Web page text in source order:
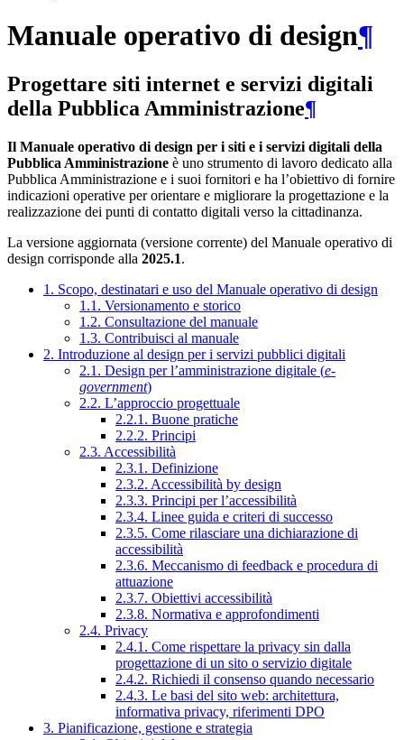
Manuale operativo di design¶
Progettare siti internet e servizi digitali
della Pubblica Amministrazione¶
Il Manuale operativo di design per i siti e i servizi digitali della
Pubblica Amministrazione è uno strumento di lavoro dedicato alla
Pubblica Amministrazione e i suoi fornitori e ha l’obiettivo di fornire
indicazioni operative per orientare e migliorare la progettazione e la
realizzazione dei punti di contatto digitali verso la cittadinanza.
La versione aggiornata (versione corrente) del Manuale operativo di
design corrisponde alla 2025.1.
1. Scopo, destinatari e uso del Manuale operativo di design
1.1. Versionamento e storico
1.2. Consultazione del manuale
1.3. Contribuisci al manuale
2. Introduzione al design per i servizi pubblici digitali
2.1. Design per l’amministrazione digitale (e-
government)
2.2. L’approccio progettuale
2.2.1. Buone pratiche
2.2.2. Principi
2.3. Accessibilità
2.3.1. Definizione
2.3.2. Accessibilità by design
2.3.3. Principi per l’accessibilità
2.3.4. Linee guida e criteri di successo
2.3.5. Come rilasciare una dichiarazione di
accessibilità
2.3.6. Meccanismo di feedback e procedura di
attuazione
2.3.7. Obiettivi accessibilità
2.3.8. Normativa e approfondimenti
2.4. Privacy
2.4.1. Come rispettare la privacy sin dalla
progettazione di un sito o servizio digitale
2.4.2. Richiedi il consenso quando necessario
2.4.3. Le basi del sito web: architettura,
informativa privacy, riferimenti DPO
3. Pianificazione, gestione e strategia